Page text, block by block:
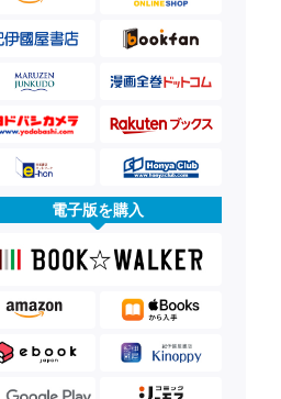
電子版を購入